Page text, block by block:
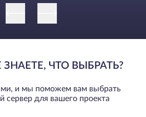
ЧТО ВЫБРАТЬ?
и мы поможем вам выбрать
сервер для вашего проекта